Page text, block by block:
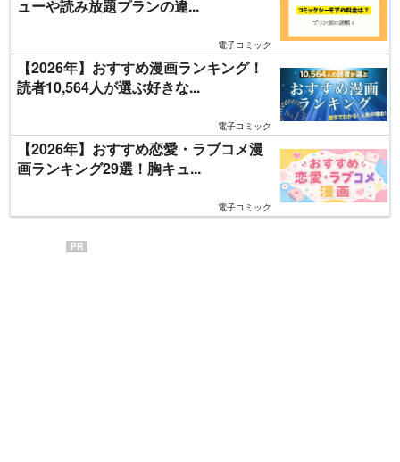
ューや読み放題プランの違...
電子コミック
【2026年】おすすめ漫画ランキング！
読者10,564人が選ぶ好きな...
電子コミック
【2026年】おすすめ恋愛・ラブコメ漫
画ランキング29選！胸キュ...
電子コミック
PR